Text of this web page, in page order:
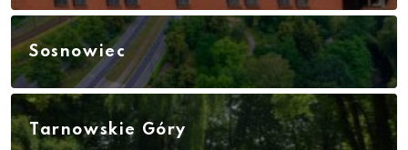
Sosnowiec
Tarnowskie Góry